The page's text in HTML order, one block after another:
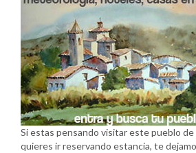
Si estas pensando visitar este pueblo de
quieres ir reservando estancia, te